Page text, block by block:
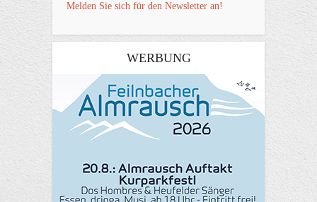
Melden Sie sich für den Newsletter an!
WERBUNG